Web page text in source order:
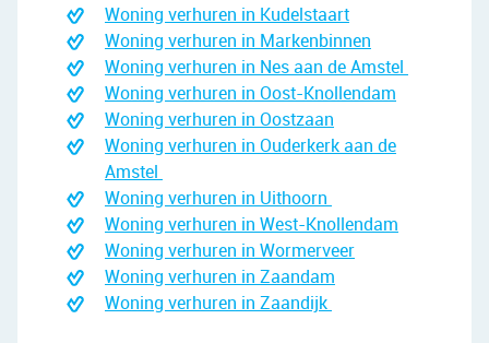
Woning verhuren in Kudelstaart
Woning verhuren in Markenbinnen
Woning verhuren in Nes aan de Amstel
Woning verhuren in Oost-Knollendam
Woning verhuren in Oostzaan
Woning verhuren in Ouderkerk aan de
Amstel
Woning verhuren in Uithoorn
Woning verhuren in West-Knollendam
Woning verhuren in Wormerveer
Woning verhuren in Zaandam
Woning verhuren in Zaandijk